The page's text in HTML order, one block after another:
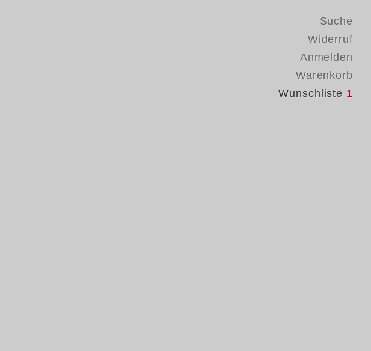
Suche
Widerruf
Anmelden
Warenkorb
Wunschliste 1